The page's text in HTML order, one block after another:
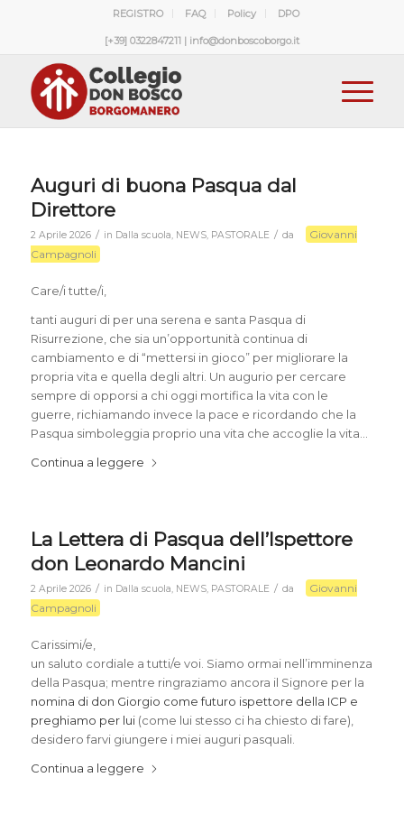
REGISTRO FAQ Policy DPO
[+39] 0322847211 | info@donboscoborgo.it
Auguri di buona Pasqua dal
Direttore
2 Aprile 2026 / in Dalla scuola, NEWS, PASTORALE / da
Giovanni
Campagnoli
Care/i tutte/i,
tanti auguri di per una serena e santa Pasqua di
Risurrezione, che sia un’opportunità continua di
cambiamento e di “mettersi in gioco” per migliorare la
propria vita e quella degli altri. Un augurio per cercare
sempre di opporsi a chi oggi mortifica la vita con le
guerre, richiamando invece la pace e ricordando che la
Pasqua simboleggia proprio una vita che accoglie la vita…
Continua a leggere
La Lettera di Pasqua dell’Ispettore
don Leonardo Mancini
2 Aprile 2026 / in Dalla scuola, NEWS, PASTORALE / da
Giovanni
Campagnoli
Carissimi/e,
un saluto cordiale a tutti/e voi. Siamo ormai nell’imminenza
della Pasqua; mentre ringraziamo ancora il Signore per la
nomina di don Giorgio come futuro ispettore della ICP e
preghiamo per lui (come lui stesso ci ha chiesto di fare),
desidero farvi giungere i miei auguri pasquali.
Continua a leggere